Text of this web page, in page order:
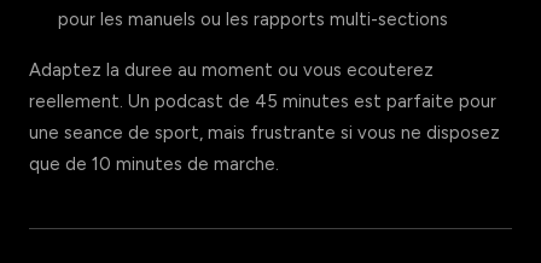
pour les manuels ou les rapports multi-sections
Adaptez la duree au moment ou vous ecouterez
reellement. Un podcast de 45 minutes est parfaite pour
une seance de sport, mais frustrante si vous ne disposez
que de 10 minutes de marche.